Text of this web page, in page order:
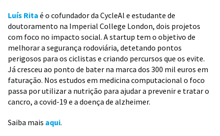
Luís Rita é o cofundador da CycleAl e estudante de
doutoramento na Imperial College London, dois projetos
com foco no impacto social. A startup tem o objetivo de
melhorar a segurança rodoviária, detetando pontos
perigosos para os ciclistas e criando percursos que os evite.
Já cresceu ao ponto de bater na marca dos 300 mil euros em
faturação. Nos estudos em medicina computacional o foco
passa por utilizar a nutrição para ajudar a prevenir e tratar o
cancro, a covid-19 e a doença de alzheimer.
Saiba mais aqui.